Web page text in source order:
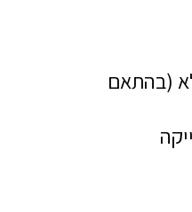
(בהתאם